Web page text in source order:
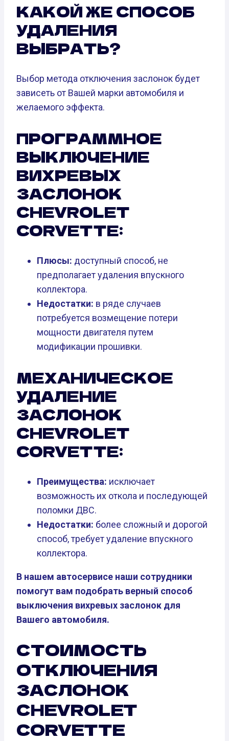
КАКОЙ ЖЕ СПОСОБ
УДАЛЕНИЯ
ВЫБРАТЬ?
Выбор метода отключения заслонок будет
зависеть от Вашей марки автомобиля и
желаемого эффекта.
ПРОГРАММНОЕ
ВЫКЛЮЧЕНИЕ
ВИХРЕВЫХ
ЗАСЛОНОК
CHEVROLET
CORVETTE:
Плюсы: доступный способ, не
предполагает удаления впускного
коллектора.
Недостатки: в ряде случаев
потребуется возмещение потери
мощности двигателя путем
модификации прошивки.
МЕХАНИЧЕСКОЕ
УДАЛЕНИЕ
ЗАСЛОНОК
CHEVROLET
CORVETTE:
Преимущества: исключает
возможность их откола и последующей
поломки ДВС.
Недостатки: более сложный и дорогой
способ, требует удаление впускного
коллектора.
В нашем автосервисе наши сотрудники
помогут вам подобрать верный способ
выключения вихревых заслонок для
Вашего автомобиля.
СТОИМОСТЬ
ОТКЛЮЧЕНИЯ
ЗАСЛОНОК
CHEVROLET
CORVETTE